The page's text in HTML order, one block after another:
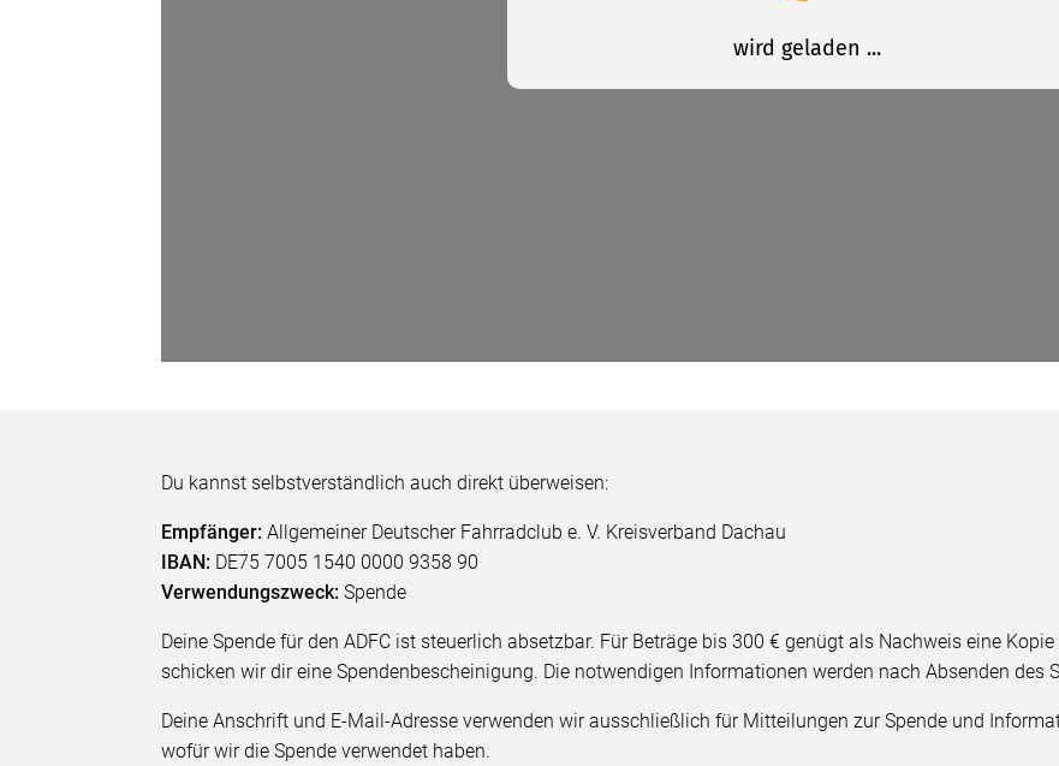
Du kannst selbstverständlich auch direkt überweisen:
Empfänger:Allgemeiner Deutscher Fahrradclub e. V. Kreisverband Dachau
IBAN: DE75 7005 1540 0000 9358 90
Verwendungszweck: Spende
Deine Spende für den ADFC ist steuerlich absetzbar. Für Beträge bis 300 € genügt als Nachweis eine
schicken wir dir eine Spendenbescheinigung. Die notwendigen Informationen werden nach Absenden des
Deine Anschrift und E-Mail-Adresse verwenden wir ausschließlich für Mitteilungen zur Spende und
wofür wir die Spende verwendet haben.